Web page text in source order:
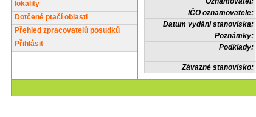
lokality
Dotčené ptačí oblasti
Přehled zpracovatelů posudků
Přihlásit
IČO oznamovatele:
Datum vydání stanoviska:
Poznámky:
Podklady:
Závazné stanovisko: